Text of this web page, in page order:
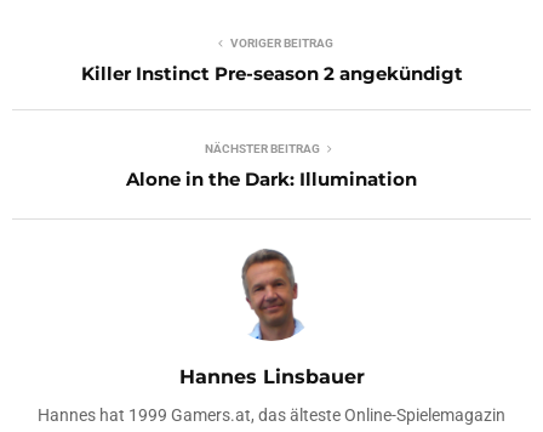
VORIGER BEITRAG
Killer Instinct Pre-season 2 angekündigt
NÄCHSTER BEITRAG
Alone in the Dark: Illumination
Hannes Linsbauer
Hannes hat 1999 Gamers.at, das älteste Online-Spielemagazin